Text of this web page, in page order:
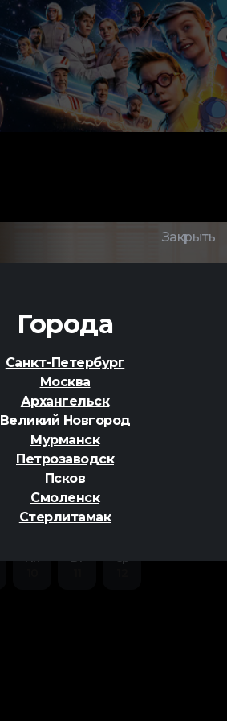
Закрыть
Города
Санкт-Петербург
Москва
Архангельск
Великий Новгород
Мурманск
Петрозаводск
Псков
Смоленск
Стерлитамак
Пн
Вт
Ср